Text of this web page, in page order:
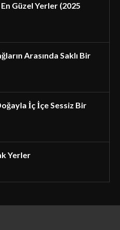
Güzel Yerler (2025
Arasında Saklı Bir
İç İçe Sessiz Bir
Yerler